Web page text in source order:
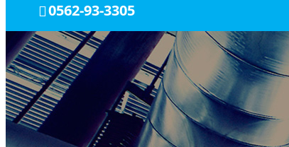
0562-93-3305
エントリー